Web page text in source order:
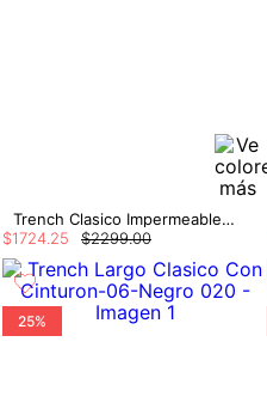
Trench Clasico Impermeable Leopardo
$2299.00
$1724.25
25%